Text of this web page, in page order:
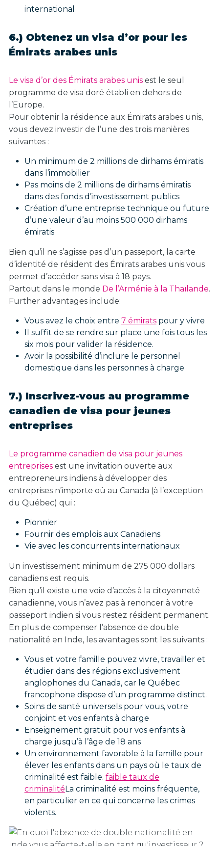
international
6.) Obtenez un visa d’or pour les
Émirats arabes unis
Le visa d’or des Émirats arabes unis est le seul
programme de visa doré établi en dehors de
l’Europe.
Pour obtenir la résidence aux Émirats arabes unis,
vous devez investir de l’une des trois manières
suivantes :
Un minimum de 2 millions de dirhams émiratis
dans l’immobilier
Pas moins de 2 millions de dirhams émiratis
dans des fonds d’investissement publics
Création d’une entreprise technique ou future
d’une valeur d’au moins 500 000 dirhams
émiratis
Bien qu’il ne s’agisse pas d’un passeport, la carte
d’identité de résident des Émirats arabes unis vous
permet d’accéder sans visa à 18 pays.
Partout dans le monde De l’Arménie à la Thaïlande.
Further advantages include:
Vous avez le choix entre 7 émirats pour y vivre
Il suffit de se rendre sur place une fois tous les
six mois pour valider la résidence.
Avoir la possibilité d’inclure le personnel
domestique dans les personnes à charge
7.) Inscrivez-vous au programme
canadien de visa pour jeunes
entreprises
Le programme canadien de visa pour jeunes
entreprises est une invitation ouverte aux
entrepreneurs indiens à développer des
entreprises n’importe où au Canada (à l’exception
du Québec) qui :
Pionnier
Fournir des emplois aux Canadiens
Vie avec les concurrents internationaux
Un investissement minimum de 275 000 dollars
canadiens est requis.
Bien qu’il existe une voie d’accès à la citoyenneté
canadienne, vous n’avez pas à renoncer à votre
passeport indien si vous restez résident permanent.
En plus de compenser l’absence de double
nationalité en Inde, les avantages sont les suivants :
Vous et votre famille pouvez vivre, travailler et
étudier dans des régions exclusivement
anglophones du Canada, car le Québec
francophone dispose d’un programme distinct.
Soins de santé universels pour vous, votre
conjoint et vos enfants à charge
Enseignement gratuit pour vos enfants à
charge jusqu’à l’âge de 18 ans
Un environnement favorable à la famille pour
élever les enfants dans un pays où le taux de
criminalité est faible. faible taux de
criminalitéLa criminalité est moins fréquente,
en particulier en ce qui concerne les crimes
violents.